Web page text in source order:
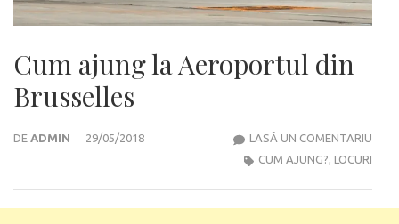
Cum ajung la Aeroportul din
Brusselles
DE ADMIN 29/05/2018 LASĂ UN COMENTARIU
CUM AJUNG?, LOCURI